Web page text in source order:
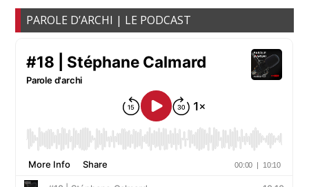
PAROLE D’ARCHI | LE PODCAST